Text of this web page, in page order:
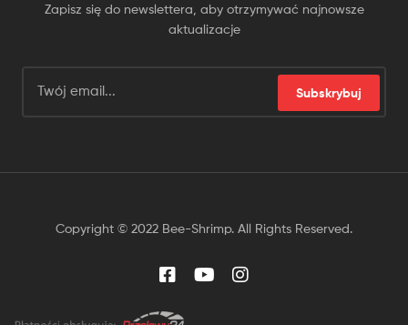
Zapisz się do newslettera, aby otrzymywać najnowsze
aktualizacje
Subskrybuj
Copyright © 2022 Bee-Shrimp. All Rights Reserved.